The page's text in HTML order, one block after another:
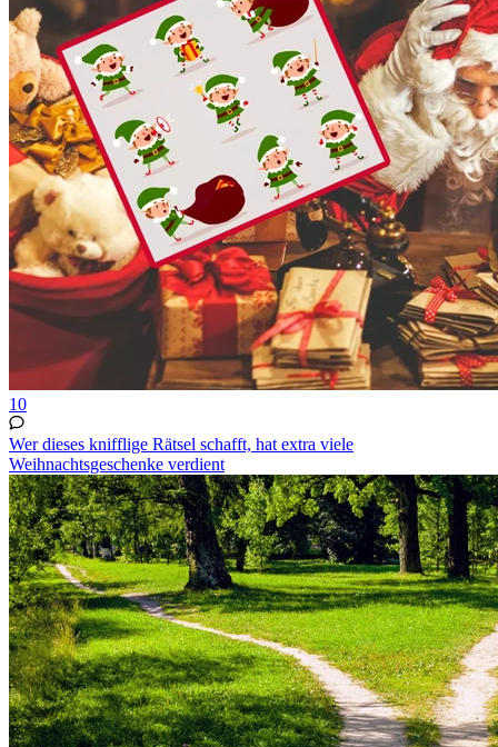
10
Wer dieses knifflige Rätsel schafft, hat extra viele
Weihnachtsgeschenke verdient